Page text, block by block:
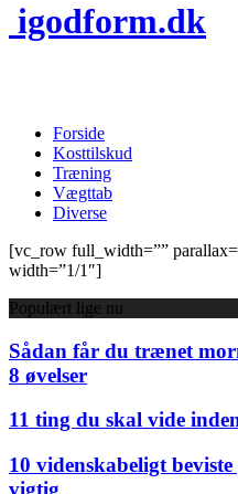
igodform.dk
Forside
Kosttilskud
Træning
Vægttab
Diverse
[vc_row full_width=””
width=”1/1″]
Populært lige nu
Sådan får du trænet
8 øvelser
11 ting du skal vide
10 videnskabeligt
vigtig